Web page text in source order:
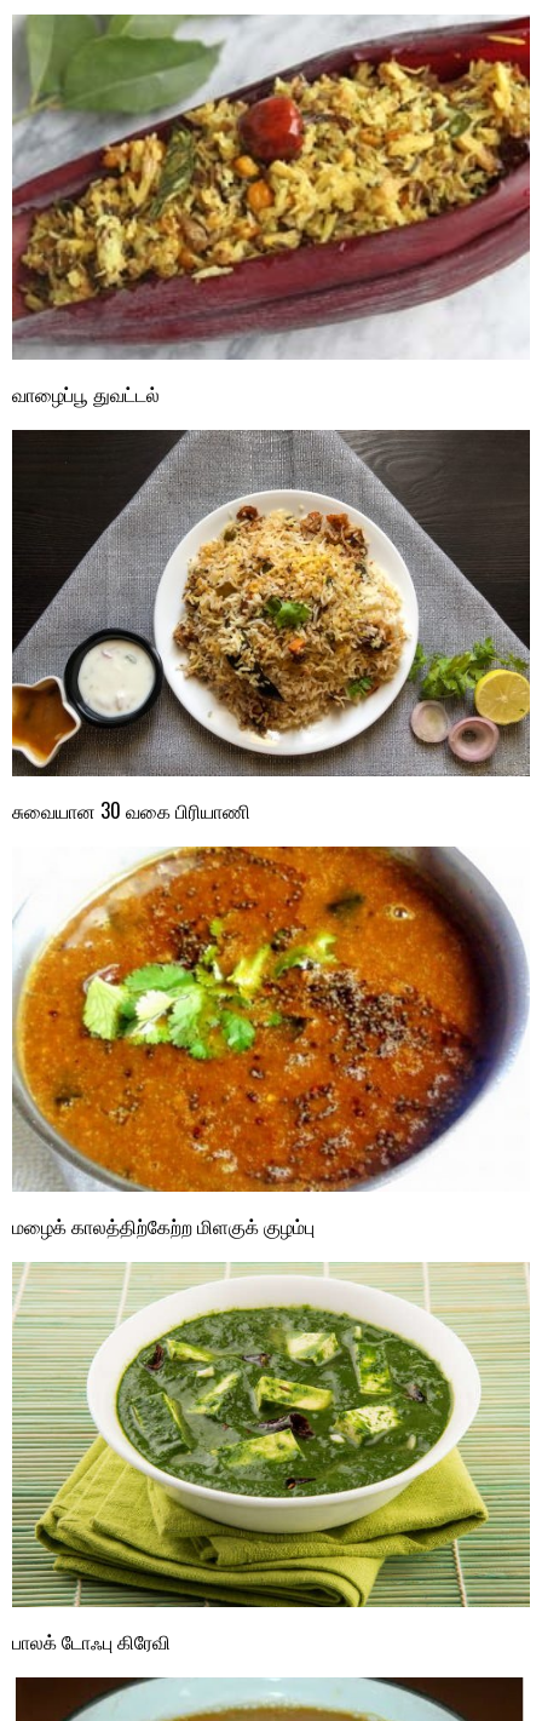
வாழைப்பூ துவட்டல்
சுவையான 30 வகை பிரியாணி
மழைக் காலத்திற்கேற்ற மிளகுக் குழம்பு
பாலக் டோஃபு கிரேவி